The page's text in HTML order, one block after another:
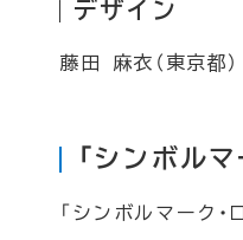
デザイン
藤田 麻衣（東京都）
「シンボル
「シンボルマーク